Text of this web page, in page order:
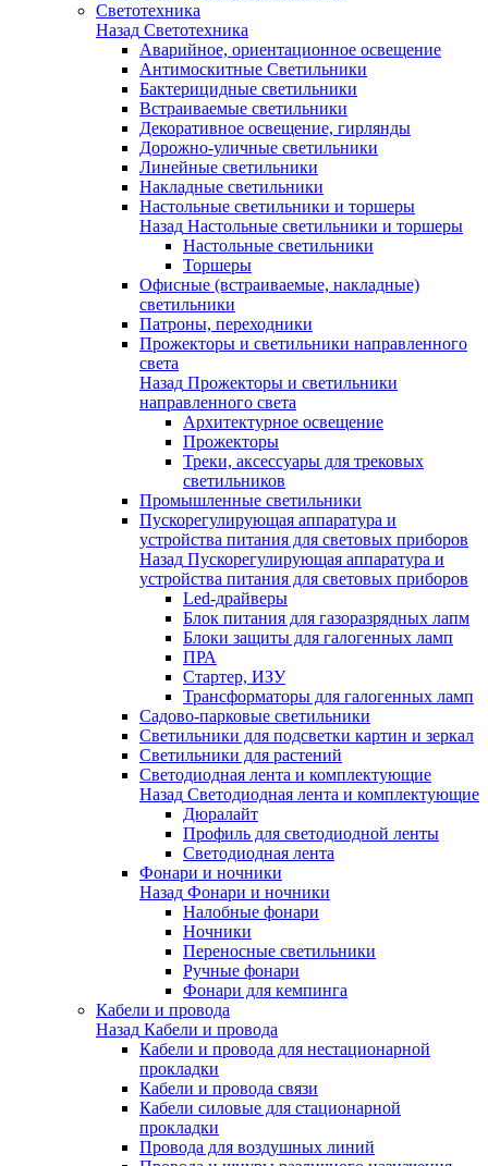
Светотехника
Назад Светотехника
Аварийное, ориентационное освещение
Антимоскитные Светильники
Бактерицидные светильники
Встраиваемые светильники
Декоративное освещение, гирлянды
Дорожно-уличные светильники
Линейные светильники
Накладные светильники
Настольные светильники и торшеры
Назад Настольные светильники и торшеры
Настольные светильники
Торшеры
Офисные (встраиваемые, накладные)
светильники
Патроны, переходники
Прожекторы и светильники направленного
света
Назад Прожекторы и светильники
направленного света
Архитектурное освещение
Прожекторы
Треки, аксессуары для трековых
светильников
Промышленные светильники
Пускорегулирующая аппаратура и
устройства питания для световых приборов
Назад Пускорегулирующая аппаратура и
устройства питания для световых приборов
Led-драйверы
Блок питания для газоразрядных лапм
Блоки защиты для галогенных ламп
ПРА
Стартер, ИЗУ
Трансформаторы для галогенных ламп
Садово-парковые светильники
Светильники для подсветки картин и зеркал
Светильники для растений
Светодиодная лента и комплектующие
Назад Светодиодная лента и комплектующие
Дюралайт
Профиль для светодиодной ленты
Светодиодная лента
Фонари и ночники
Назад Фонари и ночники
Налобные фонари
Ночники
Переносные светильники
Ручные фонари
Фонари для кемпинга
Кабели и провода
Назад Кабели и провода
Кабели и провода для нестационарной
прокладки
Кабели и провода связи
Кабели силовые для стационарной
прокладки
Провода для воздушных линий